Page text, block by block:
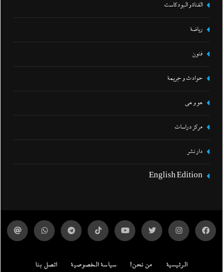
القناة و البودكاست
رياضة
فنون
حوادث و جريمة
هو و هي
مركز دراسات
دار نشر
English Edition
الرئيسية من نحن! سياسة الخصوصية اتصل بنا